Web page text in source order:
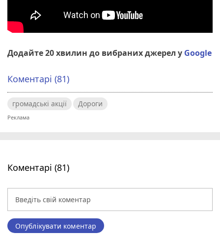
Додайте 20 хвилин до вибраних джерел у Google
Коментарі (81)
громадські акції Дороги
Коментарі (81)
Опублікувати коментар